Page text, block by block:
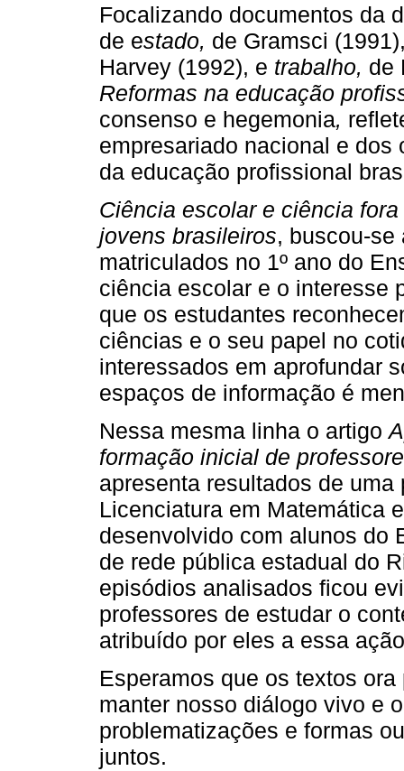
Focalizando documentos da
de estado, de Gramsci
Harvey (1992), e trabalho, de
Reformas na educação
consenso e hegemonia,
empresariado nacional e
da educação profissional
Ciência escolar e ciência
jovens brasileiros, buscou-se
matriculados no 1º ano do
ciência escolar e o interesse
que os estudantes
ciências e o seu papel no
interessados em aprofundar
espaços de informação é
Nessa mesma linha o artigo
formação inicial de
apresenta resultados de
Licenciatura em Matemática
desenvolvido com alunos do
de rede pública estadual do
episódios analisados ficou
professores de estudar o
atribuído por eles a essa
Esperamos que os textos
manter nosso diálogo vivo e
problematizações e formas
juntos.